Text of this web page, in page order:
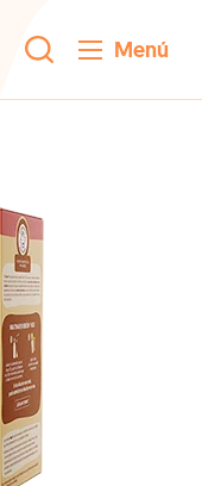
Menú